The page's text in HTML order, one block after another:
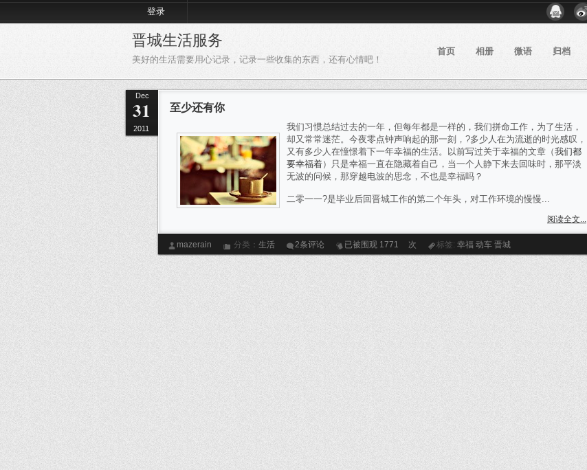
登录
晋城生活服务
美好的生活需要用心记录，记录一些收集的东西，还有心情吧！
首页 相册 微语 归档
Dec
31
2011
至少还有你
我们习惯总结过去的一年，但每年都是一样的，我们拼命工作，为了生活，
却又常常迷茫。今夜零点钟声响起的那一刻，?多少人在为流逝的时光感叹，
又有多少人在憧憬着下一年幸福的生活。以前写过关于幸福的文章（我们都
要幸福着）只是幸福一直在隐藏着自己，当一个人静下来去回味时，那平淡
无波的问候，那穿越电波的思念，不也是幸福吗？
二零一一?是毕业后回晋城工作的第二个年头，对工作环境的慢慢...
阅读全文...
mazerain 分类： 生活 2条评论 已被围观 1771 次 标签: 幸福 动车 晋城